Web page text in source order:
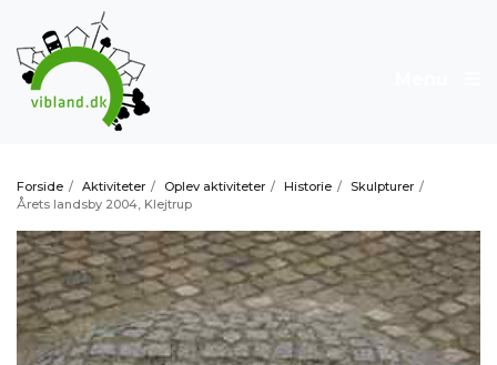
Forside / Aktiviteter / Oplev aktiviteter / Historie / Skulpturer /
Årets landsby 2004, Klejtrup